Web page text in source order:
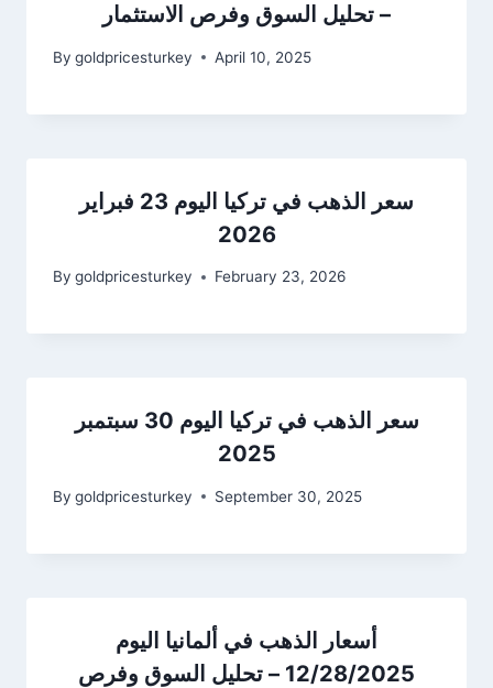
– تحليل السوق وفرص الاستثمار
By goldpricesturkey April 10, 2025
سعر الذهب في تركيا اليوم 23 فبراير
2026
By goldpricesturkey February 23, 2026
سعر الذهب في تركيا اليوم 30 سبتمبر
2025
By goldpricesturkey September 30, 2025
أسعار الذهب في ألمانيا اليوم
12/28/2025 – تحليل السوق وفرص